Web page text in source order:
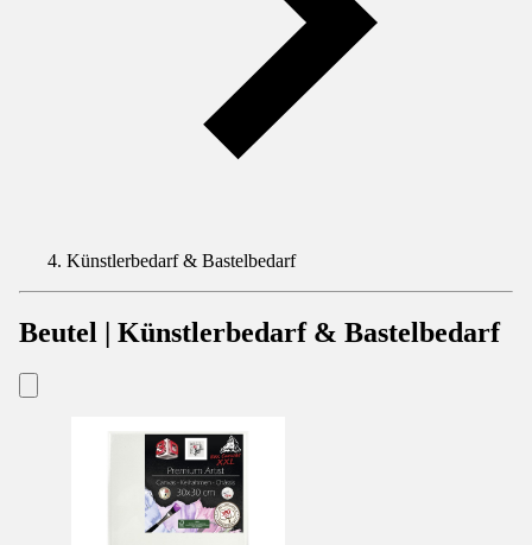
Künstlerbedarf & Bastelbedarf
Beutel | Künstlerbedarf & Bastelbedarf